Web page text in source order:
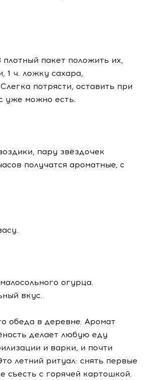
пакет положить их,
1 ч. ложку сахара,
потрясти, оставить при
уже можно есть.
пару звёздочек
получатся ароматные, с
огурца.
вкус.
обеда в деревне. Аромат
делает любую еду
и варки, и почти
летний ритуал: снять первые
съесть с горячей картошкой.